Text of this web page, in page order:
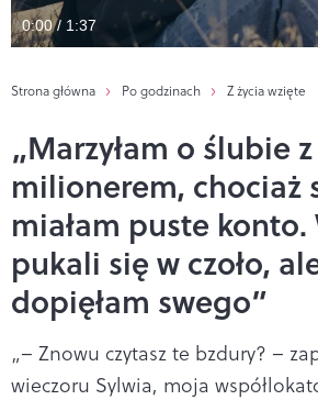
0:00 / 1:37
Strona główna Po godzinach Z życia wzięte
„Marzyłam o ślubie z
milionerem, chociaż
miałam puste konto.
pukali się w czoło,
dopięłam swego”
„– Znowu czytasz te bzdury? –
wieczoru Sylwia, moja